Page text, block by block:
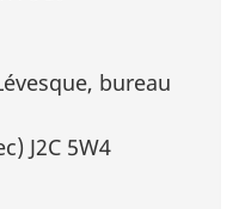
bureau
J2C 5W4